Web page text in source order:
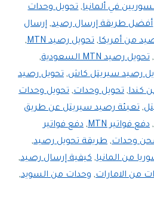
في ألمانيا,تحويل وحدات
أفضل طريقة إرسال رصيد, إرسال
من أمريكا, تحويل رصيد MTN
,
, تحويل رصيد MTN السعودية
,
رصيد سيريتل كاش, تحويل رصيد
كندا, تحويل وحدات, تحويل وحدات
, تعبئة رصيد سيريتل عن طريق
, دفع فواتير MTN , دفع فواتير
وحدات, طريقة تحويل رصيد,
من المانيا, كيفية إرسال رصيد,
من الامارات, وحدات من السويد,